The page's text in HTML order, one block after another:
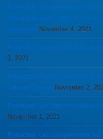
Protected: L’antidepresseur
d’hospitalisation. Mais la Joie
iatrogènes November 4, 2021
Protected: Voilier propulsé via
3, 2021
Protected: Pétition de Greta et
Climate Change November 2,
Protected: Les carences
November 1, 2021
Protected: Les compléments